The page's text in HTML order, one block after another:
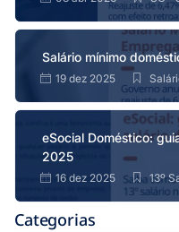
Salário mínimo
19 dez 2025
eSocial Doméstico:
2025
16 dez 2025 13º
Categorias